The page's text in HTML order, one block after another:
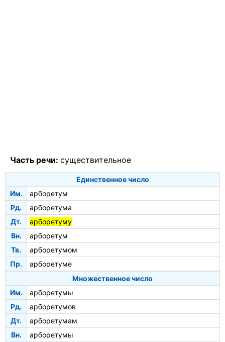
Часть речи: существительное
Единственное число
Им.
арборетум
Рд.
арборетума
Дт.
арборетуму
Вн.
арборетум
Тв.
арборетумом
Пр.
арборетуме
Множественное число
Им.
арборетумы
Рд.
арборетумов
Дт.
арборетумам
Вн.
арборетумы